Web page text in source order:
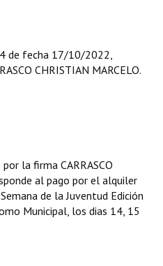
de fecha 17/10/2022,
CHRISTIAN MARCELO.
la firma CARRASCO
al pago por el alquiler
de la Juventud Edición
Municipal, los dias 14, 15